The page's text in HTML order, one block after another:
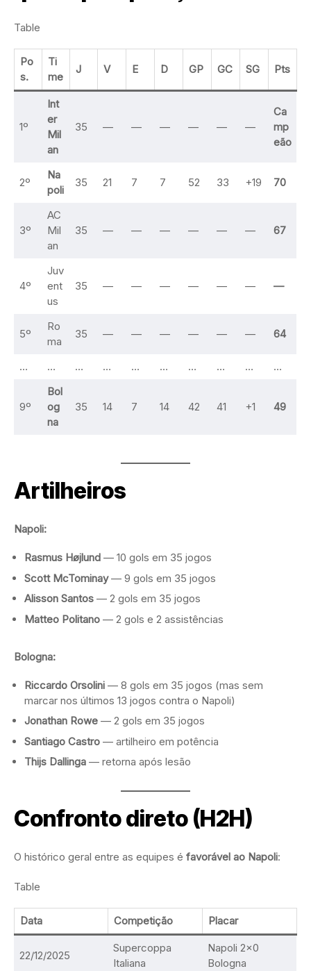
Table
Po
s.
Ti
me
J V E D GP GC SG Pts
1º
Int
er
Mil
an
35 — — — — — —
Ca
mp
eão
2º
Na
poli
35 21 7 7 52 33 +19 70
3º
AC
Mil
an
35 — — — — — — 67
4º
Juv
ent
us
35 — — — — — — —
5º
Ro
ma
35 — — — — — — 64
… … … … … … … … … …
9º
Bol
og
na
35 14 7 14 42 41 +1 49
Artilheiros
Napoli:
Rasmus Højlund — 10 gols em 35 jogos
Scott McTominay— 9 gols em 35 jogos
Alisson Santos — 2 gols em 35 jogos
Matteo Politano — 2 gols e 2 assistências
Bologna:
Riccardo Orsolini — 8 gols em 35 jogos (mas sem
marcar nos últimos 13 jogos contra o Napoli)
Jonathan Rowe — 2 gols em 35 jogos
Santiago Castro — artilheiro em potência
Thijs Dallinga — retorna após lesão
Confronto direto (H2H)
O histórico geral entre as equipes é favorável ao Napoli:
Table
Data Competição Placar
22/12/2025
Supercoppa
Italiana
Napoli 2×0
Bologna